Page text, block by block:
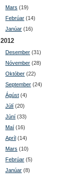
Mars (19)
Febrúar (14)
Janúar (16)
2012
Desember (31)
Nóvember (28)
Október (22)
September (24)
Ágúst (4)
Júlí (20)
Júní (33)
Maí (16)
Apríl (14)
Mars (10)
Febrúar (5)
Janúar (8)